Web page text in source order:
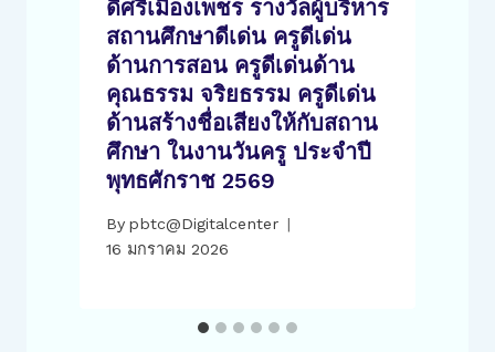
ดีศรีเมืองเพชร รางวัลผู้บริหาร
สถานศึกษาดีเด่น ครูดีเด่น
ด้านการสอน ครูดีเด่นด้าน
คุณธรรม จริยธรรม ครูดีเด่น
ด้านสร้างชื่อเสียงให้กับสถาน
ศึกษา ในงานวันครู ประจำปี
พุทธศักราช 2569
By pbtc@Digitalcenter
16 มกราคม 2026